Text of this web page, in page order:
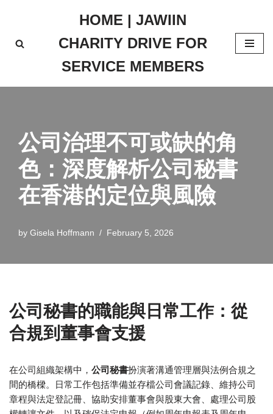
to
HOME | JAWIIN
CHARITY DRIVE FOR
SERVICE MEMBERS
公司治理不可或缺的角
色：深度解析公司秘書
在香港的定位與風險
by Gisela Hoffmann February 5, 2026
公司秘書的職能與日常工作：從
合規到董事會支援
在公司組織架構中， 公司秘書扮演著溝通管理層與法例合規之
間的橋樑。日常工作包括準備並存檔公司會議記錄、維持公司
章程與法定登記冊、協助安排董事會與股東大會、處理公司股